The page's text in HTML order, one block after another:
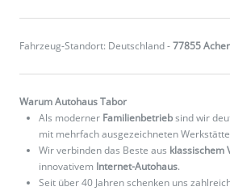
Fahrzeug-Standort: Deutschland -77855
Warum Autohaus Tabor
Als moderner Familienbetriebsind wir
mit mehrfach ausgezeichneten
Wir verbinden das Beste aus klassischem
innovativem Internet-Autohaus.
Seit über 40 Jahren schenken uns